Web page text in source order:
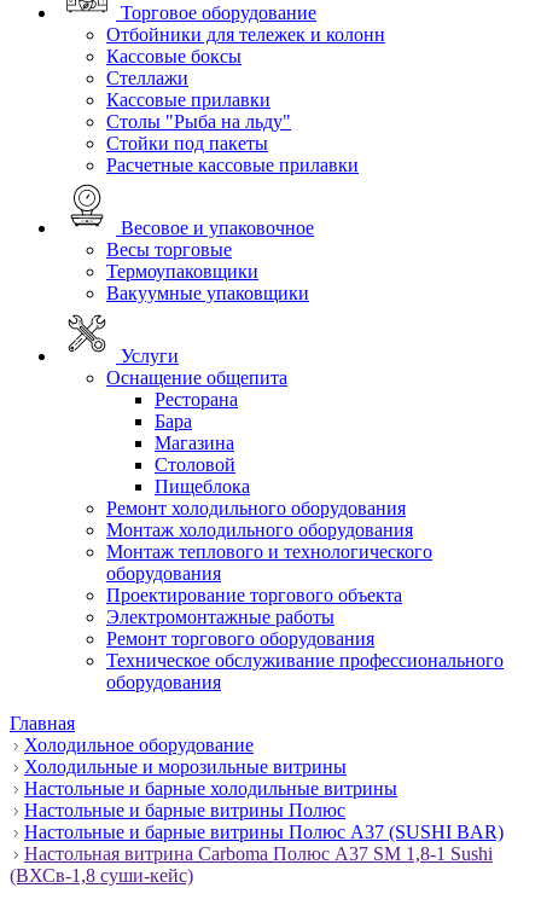
Торговое оборудование
Отбойники для тележек и колонн
Кассовые боксы
Стеллажи
Кассовые прилавки
Столы "Рыба на льду"
Стойки под пакеты
Расчетные кассовые прилавки
Весовое и упаковочное
Весы торговые
Термоупаковщики
Вакуумные упаковщики
Услуги
Оснащение общепита
Ресторана
Бара
Магазина
Столовой
Пищеблока
Ремонт холодильного оборудования
Монтаж холодильного оборудования
Монтаж теплового и технологического
оборудования
Проектирование торгового объекта
Электромонтажные работы
Ремонт торгового оборудования
Техническое обслуживание профессионального
оборудования
Главная
Холодильное оборудование
Холодильные и морозильные витрины
Настольные и барные холодильные витрины
Настольные и барные витрины Полюс
Настольные и барные витрины Полюс A37 (SUSHI BAR)
Настольная витрина Carboma Полюс A37 SM 1,8-1 Sushi
(ВХСв-1,8 суши-кейс)